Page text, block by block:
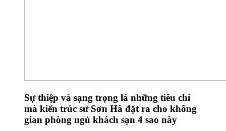
Sự thiệp và sạng trọng là những tiêu chí
mà kiến trúc sư Sơn Hà đặt ra cho không
gian phòng ngủ khách sạn 4 sao này